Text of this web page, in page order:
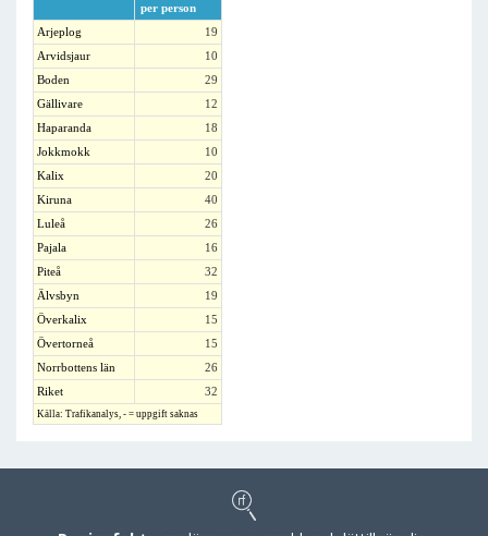
per person
Arjeplog
19
Arvidsjaur
10
Boden
29
Gällivare
12
Haparanda
18
Jokkmokk
10
Kalix
20
Kiruna
40
Luleå
26
Pajala
16
Piteå
32
Älvsbyn
19
Överkalix
15
Övertorneå
15
Norrbottens län
26
Riket
32
Källa: Trafikanalys, - = uppgift saknas